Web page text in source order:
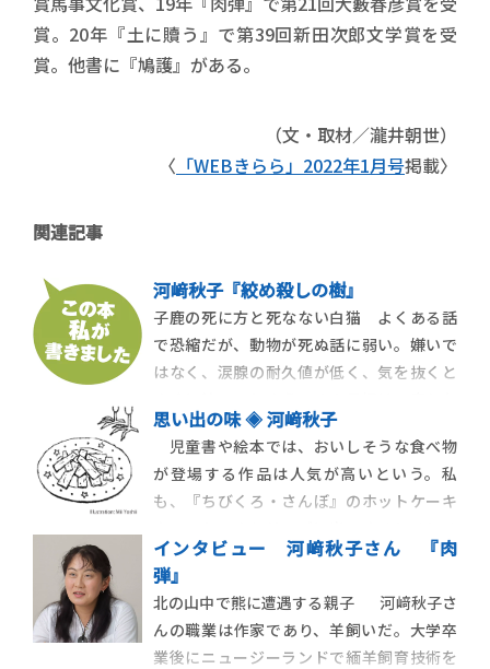
賞。20年『土に贖う』で第39回新田次郎文学賞を受
賞。他書に『鳩護』がある。
（文・取材／瀧井朝世）
〈 「WEBきらら」2022年1月号掲載〉
関連記事
河﨑秋子『絞め殺しの樹』
子鹿の死に方と死なない白猫 よくある話
で恐縮だが、動物が死ぬ話に弱い。嫌いで
はなく、涙腺の耐久値が低く、気を抜くと
しない、子どもの頃に見たアニメ『子鹿物
語』だ。
思い出の味 ◈ 河﨑秋子
児童書や絵本では、おいしそうな食べ物
が登場する作品は人気が高いという。私
も、『ちびくろ・さんぼ』のホットケーキ
のおかゆさんに憧れたものだ。 その中
で、強く記憶に固定されてしまった食べ物が
ある。宮沢賢治の『銀河鉄道の夜』に出て
くるお菓子だ。鳥を捕る人が主人公た […]
インタビュー 河﨑秋子さん 『肉
弾』
北の山中で熊に遭遇する親子 河﨑秋子さ
んの職業は作家であり、羊飼いだ。大学卒
業後にニュージーランドで緬羊飼育技術を